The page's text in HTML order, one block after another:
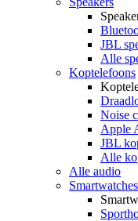
JBL
Alle
Koptelefoons
Noise
Apple
JBL
Alle
Alle audio
Smartwatches